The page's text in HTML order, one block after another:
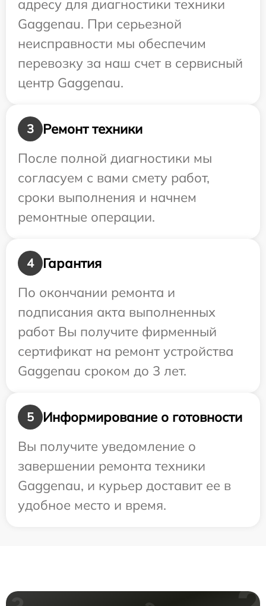
адресу для диагностики техники
Gaggenau. При серьезной
неисправности мы обеспечим
перевозку за наш счет в сервисный
центр Gaggenau.
3
Ремонт техники
После полной диагностики мы
согласуем с вами смету работ,
сроки выполнения и начнем
ремонтные операции.
4
Гарантия
По окончании ремонта и
подписания акта выполненных
работ Вы получите фирменный
сертификат на ремонт устройства
Gaggenau сроком до 3 лет.
5
Информирование о готовности
Вы получите уведомление о
завершении ремонта техники
Gaggenau, и курьер доставит ее в
удобное место и время.